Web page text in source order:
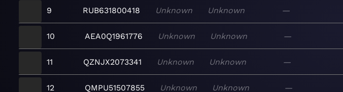
9 RUB631800418 Unknown Unknown —
10 AEA0Q1961776 Unknown Unknown —
11 QZNJX2073341 Unknown Unknown —
12 QMPU51507855 Unknown Unknown —